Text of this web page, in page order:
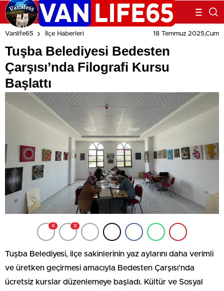
Vanlife65 İlçe Haberleri 18 Temmuz 2025,Cum
Tuşba Belediyesi Bedesten
Çarşısı’nda Filografi Kursu
Başlattı
0 0
Tuşba Belediyesi, ilçe sakinlerinin yaz aylarını daha verimli
ve üretken geçirmesi amacıyla Bedesten Çarşısı’nda
ücretsiz kurslar düzenlemeye başladı. Kültür ve Sosyal